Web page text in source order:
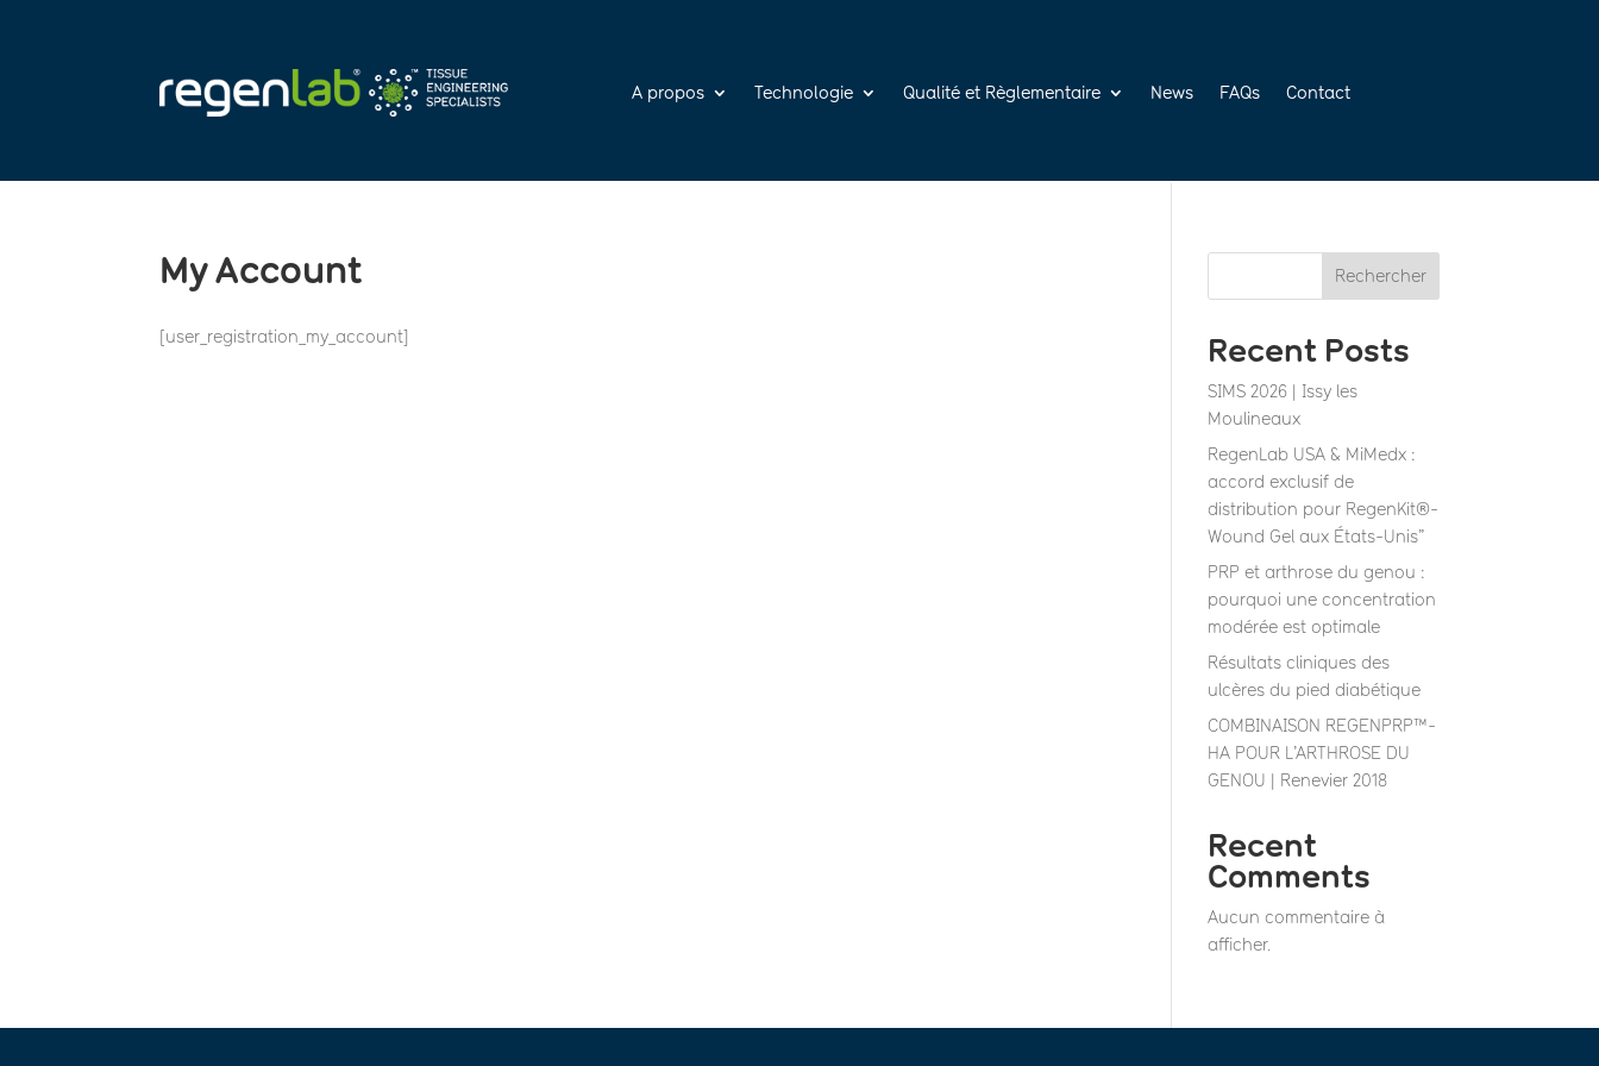
A propos Technologie Qualité et Règlementaire News FAQs Contact
My Account
[user_registration_my_account]
Rechercher
Recent Posts
SIMS 2026 | Issy les
Moulineaux
RegenLab USA & MiMedx :
accord exclusif de
distribution pour RegenKit®-
Wound Gel aux États-Unis”
PRP et arthrose du genou :
pourquoi une concentration
modérée est optimale
Résultats cliniques des
ulcères du pied diabétique
COMBINAISON REGENPRP™-
HA POUR L’ARTHROSE DU
GENOU | Renevier 2018
Recent
Comments
Aucun commentaire à
afficher.